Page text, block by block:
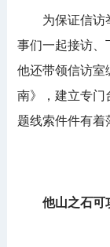
为保证信访举
事们一起接访、
他还带领信访室
南》，建立专门
题线索件件有着
他山之石可